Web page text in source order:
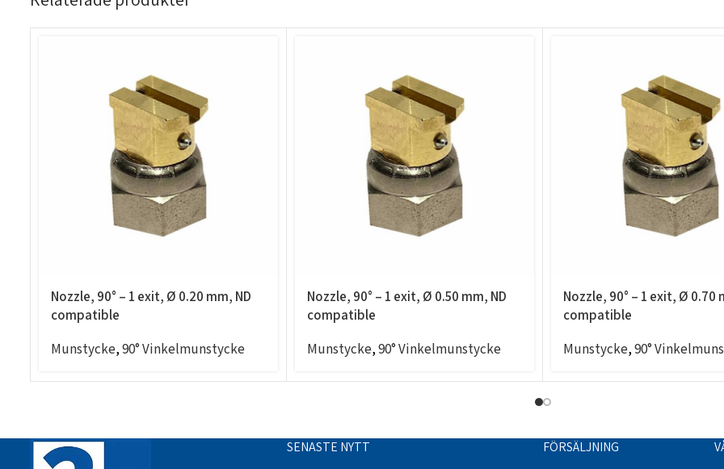
Nozzle, 90° – 1 exit, Ø 0.20 mm, ND
compatible
Munstycke,90° Vinkelmunstycke
Nozzle, 90° – 1 exit, Ø 0.50 mm, ND
compatible
Munstycke,90° Vinkelmunstycke
Nozzle, 90° – 1 exit, Ø 0.70
compatible
Munstycke,90°
SENASTE NYTT FÖRSÄLJNING